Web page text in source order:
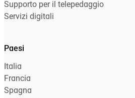
Supporto per il telepedaggio
Servizi digitali
Paesi
Italia
Francia
Spagna